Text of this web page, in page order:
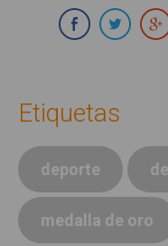
Compartir en
Etiquetas
deporte
medalla de oro